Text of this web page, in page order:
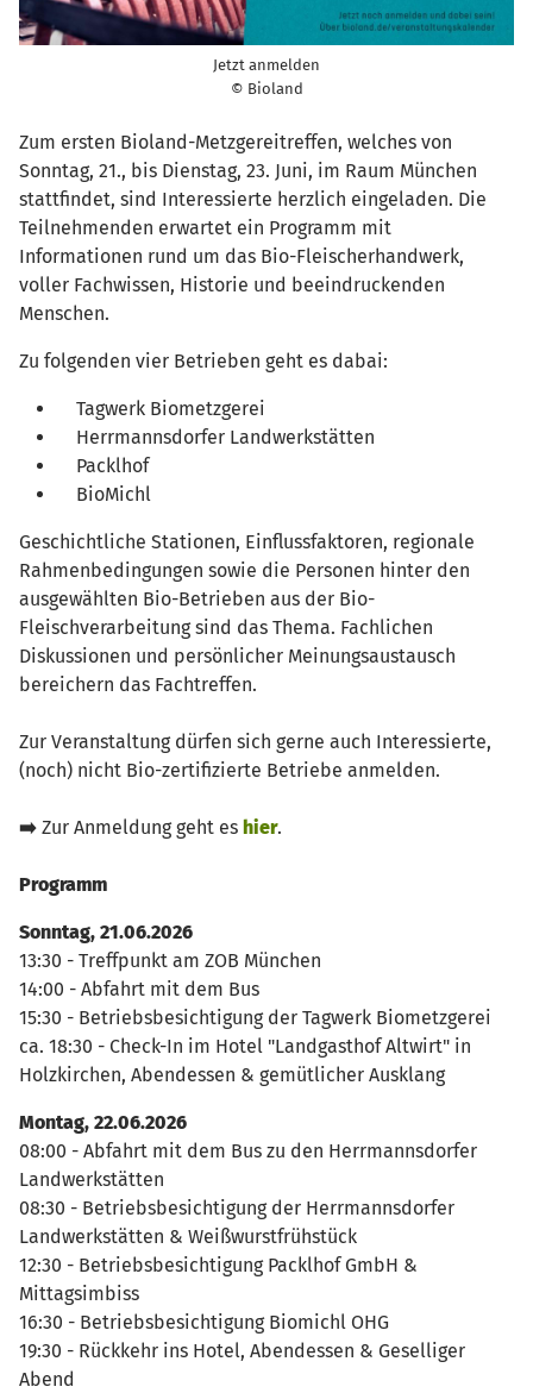
Jetzt anmelden
© Bioland
Zum ersten Bioland-Metzgereitreffen, welches von
Sonntag, 21., bis Dienstag, 23. Juni, im Raum München
stattfindet, sind Interessierte herzlich eingeladen. Die
Teilnehmenden erwartet ein Programm mit
Informationen rund um das Bio-Fleischerhandwerk,
voller Fachwissen, Historie und beeindruckenden
Menschen.
Zu folgenden vier Betrieben geht es dabai:
Tagwerk Biometzgerei
Herrmannsdorfer Landwerkstätten
Packlhof
BioMichl
Geschichtliche Stationen, Einflussfaktoren, regionale
Rahmenbedingungen sowie die Personen hinter den
ausgewählten Bio-Betrieben aus der Bio-
Fleischverarbeitung sind das Thema. Fachlichen
Diskussionen und persönlicher Meinungsaustausch
bereichern das Fachtreffen.
Zur Veranstaltung dürfen sich gerne auch Interessierte,
(noch) nicht Bio-zertifizierte Betriebe anmelden.
➡️ Zur Anmeldung geht es hier.
Programm
Sonntag, 21.06.2026
13:30 - Treffpunkt am ZOB München
14:00 - Abfahrt mit dem Bus
15:30 - Betriebsbesichtigung der Tagwerk Biometzgerei
ca. 18:30 - Check-In im Hotel "Landgasthof Altwirt" in
Holzkirchen, Abendessen & gemütlicher Ausklang
Montag, 22.06.2026
08:00 - Abfahrt mit dem Bus zu den Herrmannsdorfer
Landwerkstätten
08:30 - Betriebsbesichtigung der Herrmannsdorfer
Landwerkstätten & Weißwurstfrühstück
12:30 - Betriebsbesichtigung Packlhof GmbH &
Mittagsimbiss
16:30 - Betriebsbesichtigung Biomichl OHG
19:30 - Rückkehr ins Hotel, Abendessen & Geselliger
Abend